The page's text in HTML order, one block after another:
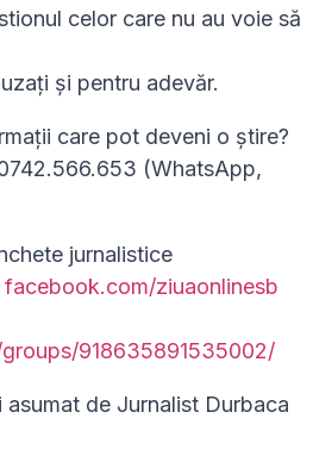
celor care nu au voie să
și pentru adevăr.
care pot deveni o știre?
(WhatsApp,
jurnalistice
facebook.com/ziuaonlinesb
918635891535002/
de Jurnalist Durbaca